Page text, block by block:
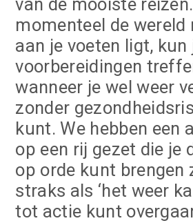
van de mooiste
momenteel de wereld
aan je voeten ligt, kun
voorbereidingen
wanneer je wel weer
zonder
kunt. We hebben een
op een rij gezet die je
op orde kunt brengen
straks als ‘het weer
tot actie kunt